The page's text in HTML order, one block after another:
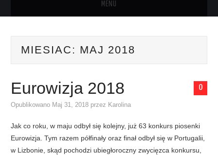
MENU
KONTAKT
MIESIAC: MAJ 2018
0
Eurowizja 2018
Opublikowano Maj 31, 2018 przez Karolina
Jak co roku, w maju odbył się kolejny, już 63 konkurs piosenki
Eurowizja. Tym razem półfinały oraz finał odbył się w Portugalii,
w Lizbonie, skąd pochodzi ubiegłoroczny zwycięzca konkursu,